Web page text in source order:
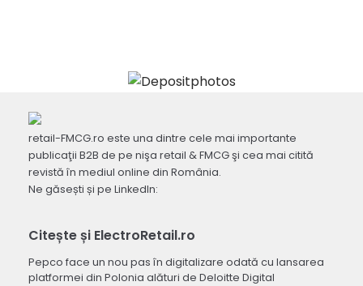
retail-FMCG.ro este una dintre cele mai importante
publicaţii B2B de pe nişa retail & FMCG şi cea mai citită
revistă în mediul online din România.
Ne găsești și pe LinkedIn:
Citește și ElectroRetail.ro
Pepco face un nou pas în digitalizare odată cu lansarea
platformei din Polonia alături de Deloitte Digital